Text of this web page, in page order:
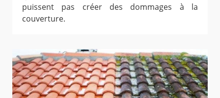
puissent pas créer des dommages à la
couverture.